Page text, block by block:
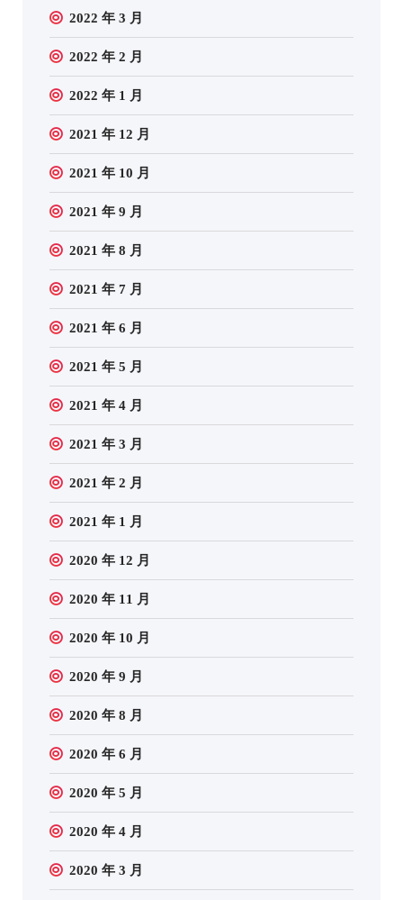
2022 年 3 月
2022 年 2 月
2022 年 1 月
2021 年 12 月
2021 年 10 月
2021 年 9 月
2021 年 8 月
2021 年 7 月
2021 年 6 月
2021 年 5 月
2021 年 4 月
2021 年 3 月
2021 年 2 月
2021 年 1 月
2020 年 12 月
2020 年 11 月
2020 年 10 月
2020 年 9 月
2020 年 8 月
2020 年 6 月
2020 年 5 月
2020 年 4 月
2020 年 3 月